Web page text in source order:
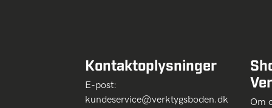
Kontaktoplysninger
E-post:
kundeservice@verktygsboden.dk